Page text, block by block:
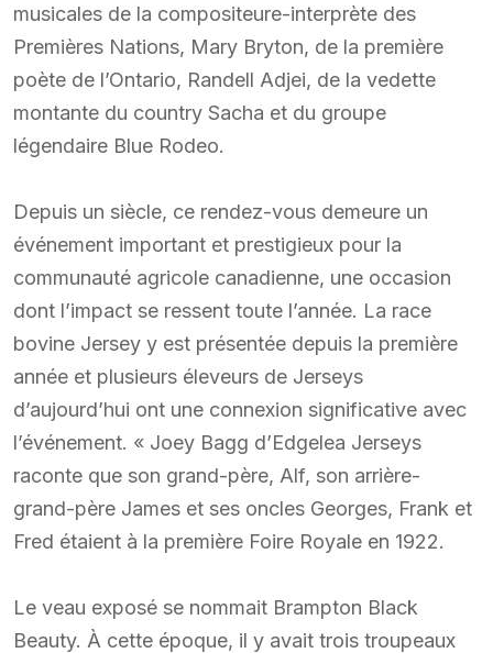
musicales de la compositeure-interprète des
Premières Nations, Mary Bryton, de la première
poète de l’Ontario, Randell Adjei, de la vedette
montante du country Sacha et du groupe
légendaire Blue Rodeo.
Depuis un siècle, ce rendez-vous demeure un
événement important et prestigieux pour la
communauté agricole canadienne, une occasion
dont l’impact se ressent toute l’année. La race
bovine Jersey y est présentée depuis la première
année et plusieurs éleveurs de Jerseys
d’aujourd’hui ont une connexion significative avec
l’événement. « Joey Bagg d’Edgelea Jerseys
raconte que son grand-père, Alf, son arrière-
grand-père James et ses oncles Georges, Frank et
Fred étaient à la première Foire Royale en 1922.
Le veau exposé se nommait Brampton Black
Beauty. À cette époque, il y avait trois troupeaux